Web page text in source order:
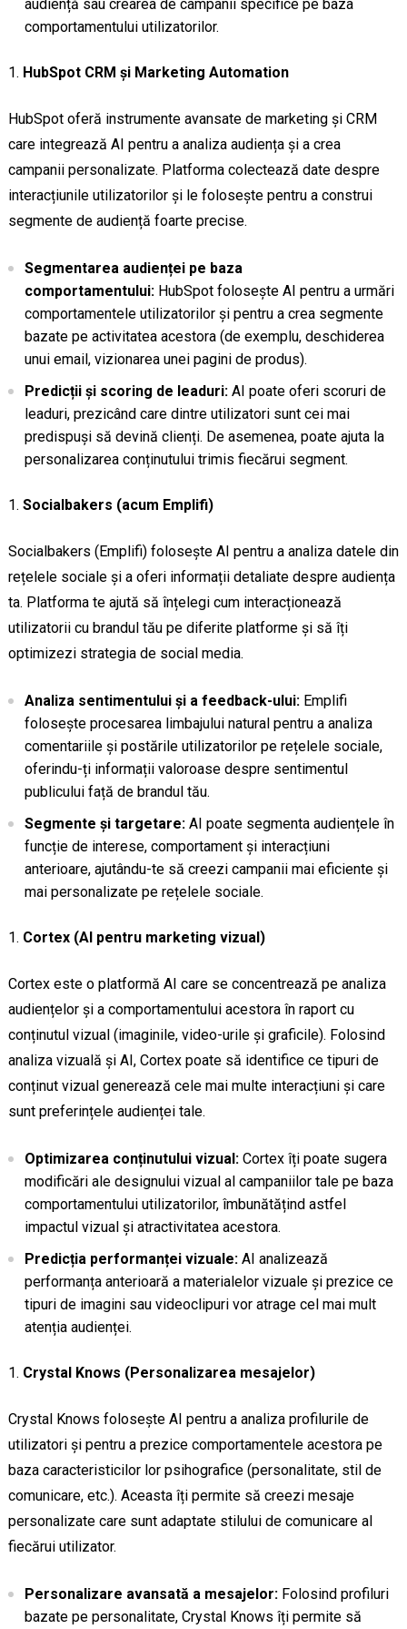
audiență sau crearea de campanii specifice pe baza
comportamentului utilizatorilor.
HubSpot CRM și Marketing Automation
HubSpot oferă instrumente avansate de marketing și CRM
care integrează AI pentru a analiza audiența și a crea
campanii personalizate. Platforma colectează date despre
interacțiunile utilizatorilor și le folosește pentru a construi
segmente de audiență foarte precise.
Segmentarea audienței pe baza
comportamentului:HubSpot folosește AI pentru a urmări
comportamentele utilizatorilor și pentru a crea segmente
bazate pe activitatea acestora (de exemplu, deschiderea
unui email, vizionarea unei pagini de produs).
Predicții și scoring de leaduri:AI poate oferi scoruri de
leaduri, prezicând care dintre utilizatori sunt cei mai
predispuși să devină clienți. De asemenea, poate ajuta la
personalizarea conținutului trimis fiecărui segment.
Socialbakers (acum Emplifi)
Socialbakers (Emplifi) folosește AI pentru a analiza datele din
rețelele sociale și a oferi informații detaliate despre audiența
ta. Platforma te ajută să înțelegi cum interacționează
utilizatorii cu brandul tău pe diferite platforme și să îți
optimizezi strategia de social media.
Analiza sentimentului și a feedback-ului:Emplifi
folosește procesarea limbajului natural pentru a analiza
comentariile și postările utilizatorilor pe rețelele sociale,
oferindu-ți informații valoroase despre sentimentul
publicului față de brandul tău.
Segmente și targetare:AI poate segmenta audiențele în
funcție de interese, comportament și interacțiuni
anterioare, ajutându-te să creezi campanii mai eficiente și
mai personalizate pe rețelele sociale.
Cortex (AI pentru marketing vizual)
Cortex este o platformă AI care se concentrează pe analiza
audiențelor și a comportamentului acestora în raport cu
conținutul vizual (imaginile, video-urile și graficile). Folosind
analiza vizuală și AI, Cortex poate să identifice ce tipuri de
conținut vizual generează cele mai multe interacțiuni și care
sunt preferințele audienței tale.
Optimizarea conținutului vizual:Cortex îți poate sugera
modificări ale designului vizual al campaniilor tale pe baza
comportamentului utilizatorilor, îmbunătățind astfel
impactul vizual și atractivitatea acestora.
Predicția performanței vizuale:AI analizează
performanța anterioară a materialelor vizuale și prezice ce
tipuri de imagini sau videoclipuri vor atrage cel mai mult
atenția audienței.
Crystal Knows (Personalizarea mesajelor)
Crystal Knows folosește AI pentru a analiza profilurile de
utilizatori și pentru a prezice comportamentele acestora pe
baza caracteristicilor lor psihografice (personalitate, stil de
comunicare, etc.). Aceasta îți permite să creezi mesaje
personalizate care sunt adaptate stilului de comunicare al
fiecărui utilizator.
Personalizare avansată a mesajelor:Folosind profiluri
bazate pe personalitate, Crystal Knows îți permite să